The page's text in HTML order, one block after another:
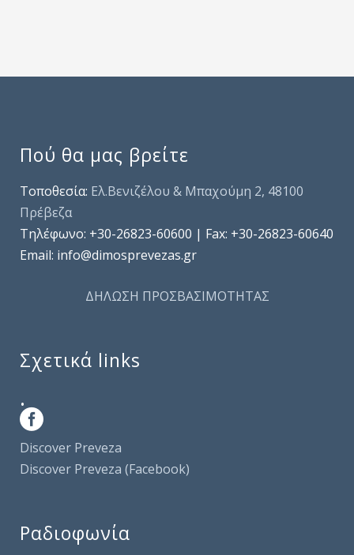
Πού θα μας βρείτε
Τοποθεσία: Ελ.Βενιζέλου & Μπαχούμη 2, 48100
Πρέβεζα
Τηλέφωνo: +30-26823-60600 | Fax: +30-26823-60640
Email: info@dimosprevezas.gr
ΔΗΛΩΣΗ ΠΡΟΣΒΑΣΙΜΟΤΗΤΑΣ
Σχετικά links
.
Discover Preveza
Discover Preveza (Facebook)
Ραδιοφωνία